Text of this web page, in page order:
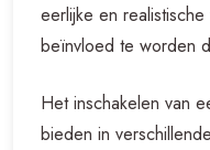
eerlijke en
beïnvloed te worden
Het inschakelen van
bieden in